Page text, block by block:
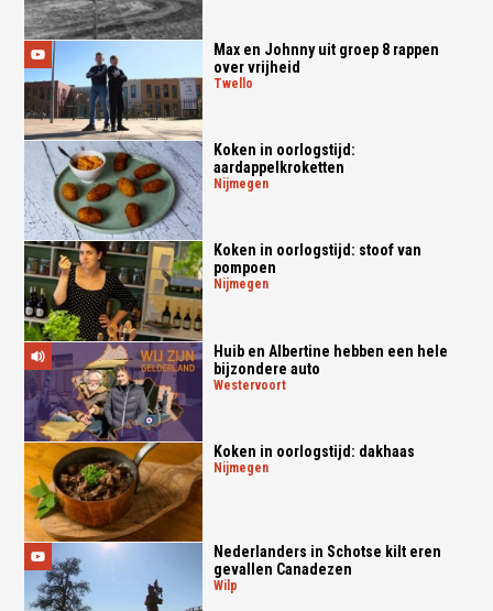
Max en Johnny uit groep 8 rappen
over vrijheid
twello
Koken in oorlogstijd:
aardappelkroketten
nijmegen
Koken in oorlogstijd: stoof van
pompoen
nijmegen
Huib en Albertine hebben een hele
bijzondere auto
westervoort
Koken in oorlogstijd: dakhaas
nijmegen
Nederlanders in Schotse kilt eren
gevallen Canadezen
wilp